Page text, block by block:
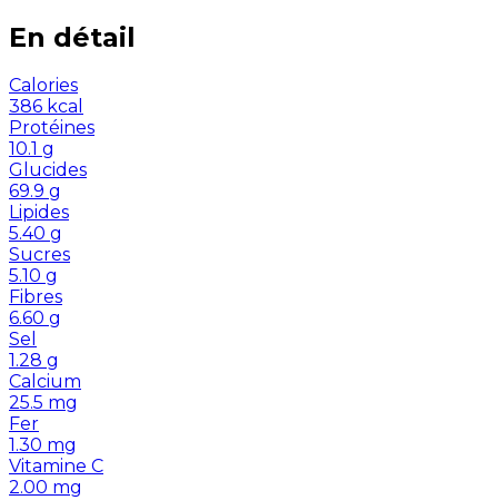
En détail
Calories
386 kcal
Protéines
10.1 g
Glucides
69.9 g
Lipides
5.40 g
Sucres
5.10 g
Fibres
6.60 g
Sel
1.28 g
Calcium
25.5 mg
Fer
1.30 mg
Vitamine C
2.00 mg